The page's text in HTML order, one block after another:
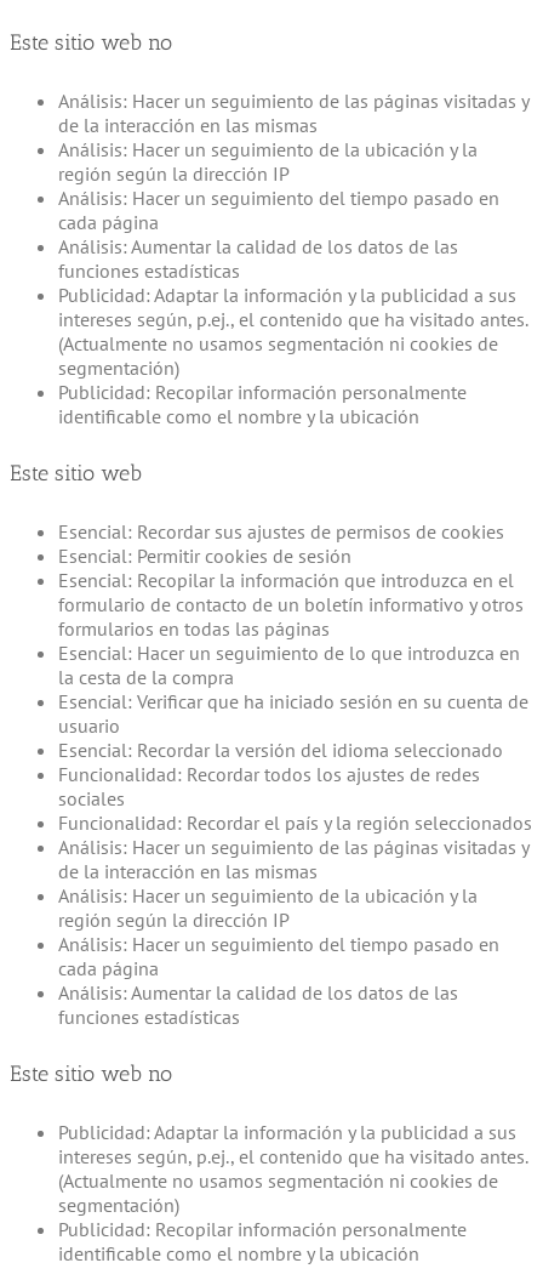
Este sitio web no
Análisis: Hacer un seguimiento de las páginas visitadas y
de la interacción en las mismas
Análisis: Hacer un seguimiento de la ubicación y la
región según la dirección IP
Análisis: Hacer un seguimiento del tiempo pasado en
cada página
Análisis: Aumentar la calidad de los datos de las
funciones estadísticas
Publicidad: Adaptar la información y la publicidad a sus
intereses según, p.ej., el contenido que ha visitado antes.
(Actualmente no usamos segmentación ni cookies de
segmentación)
Publicidad: Recopilar información personalmente
identificable como el nombre y la ubicación
Este sitio web
Esencial: Recordar sus ajustes de permisos de cookies
Esencial: Permitir cookies de sesión
Esencial: Recopilar la información que introduzca en el
formulario de contacto de un boletín informativo y otros
formularios en todas las páginas
Esencial: Hacer un seguimiento de lo que introduzca en
la cesta de la compra
Esencial: Verificar que ha iniciado sesión en su cuenta de
usuario
Esencial: Recordar la versión del idioma seleccionado
Funcionalidad: Recordar todos los ajustes de redes
sociales
Funcionalidad: Recordar el país y la región seleccionados
Análisis: Hacer un seguimiento de las páginas visitadas y
de la interacción en las mismas
Análisis: Hacer un seguimiento de la ubicación y la
región según la dirección IP
Análisis: Hacer un seguimiento del tiempo pasado en
cada página
Análisis: Aumentar la calidad de los datos de las
funciones estadísticas
Este sitio web no
Publicidad: Adaptar la información y la publicidad a sus
intereses según, p.ej., el contenido que ha visitado antes.
(Actualmente no usamos segmentación ni cookies de
segmentación)
Publicidad: Recopilar información personalmente
identificable como el nombre y la ubicación